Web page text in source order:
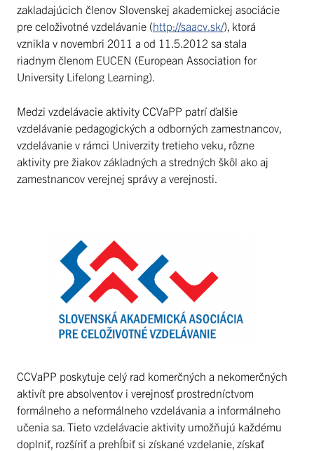
zakladajúcich členov Slovenskej akademickej asociácie
pre celoživotné vzdelávanie (http://saacv.sk/), ktorá
vznikla v novembri 2011 a od 11.5.2012 sa stala
riadnym členom EUCEN (European Association for
University Lifelong Learning).
Medzi vzdelávacie aktivity CCVaPP patrí ďalšie
vzdelávanie pedagogických a odborných zamestnancov,
vzdelávanie v rámci Univerzity tretieho veku, rôzne
aktivity pre žiakov základných a stredných škôl ako aj
zamestnancov verejnej správy a verejnosti.
CCVaPP poskytuje celý rad komerčných a nekomerčných
aktivít pre absolventov i verejnosť prostredníctvom
formálneho a neformálneho vzdelávania a informálneho
učenia sa. Tieto vzdelávacie aktivity umožňujú každému
doplniť, rozšíriť a prehĺbiť si získané vzdelanie, získať